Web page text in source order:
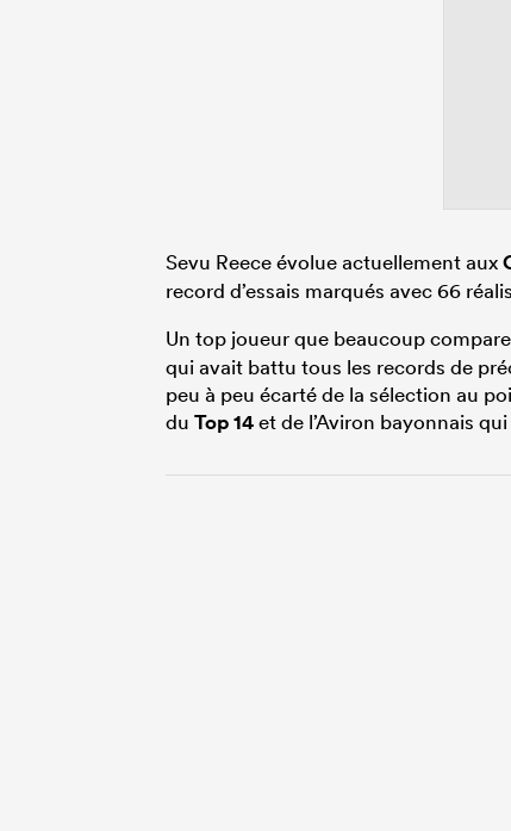
Sevu Reece évolue actuellement aux
record d’essais marqués avec 66
Un top joueur que beaucoup
qui avait battu tous les records de
peu à peu écarté de la sélection au
du Top 14et de l’Aviron bayonnais